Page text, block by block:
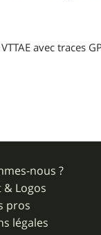
avec traces
nous ?
& Logos
pros
légales